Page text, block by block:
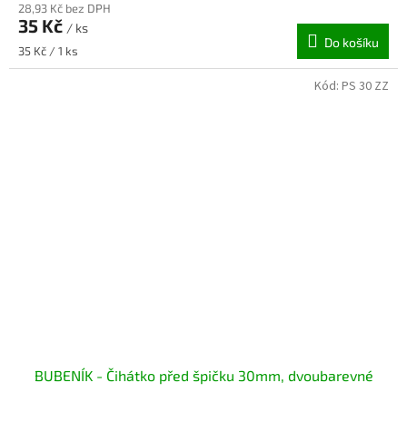
28,93 Kč bez DPH
35 Kč / ks
Měrná
cena:
35 Kč / 1 ks
Do košíku
BUBENÍK - Čihátko před špičku 30mm, dvoubarevné
Kód: PS 30 ZZ